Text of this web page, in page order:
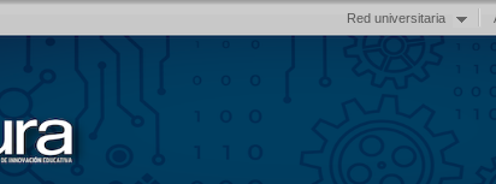
Red universitaria